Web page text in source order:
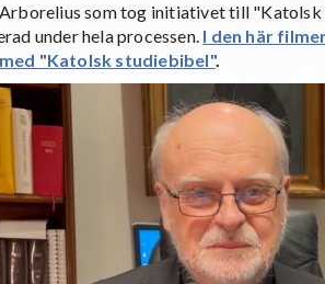
som tog initiativet till
under hela processen. I den här
"Katolsk studiebibel".